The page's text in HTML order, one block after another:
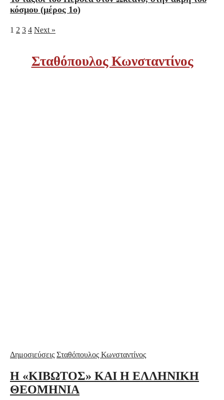
κόσμου (μέρος 1ο)
1 2 3 4 Next »
Σταθόπουλος Κωνσταντίνος
Δημοσιεύσεις Σταθόπουλος Κωνσταντίνος
Η «ΚΙΒΩΤΟΣ» ΚΑΙ Η ΕΛΛΗΝΙΚΗ
ΘΕΟΜΗΝΙΑ